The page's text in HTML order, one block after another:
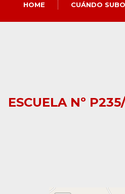
HOME CUÁNDO
ESCUELA Nº